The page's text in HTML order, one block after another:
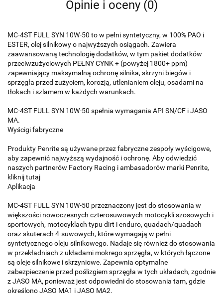
Opinie i oceny (0)
MC-4ST FULL SYN 10W-50 to w pełni syntetyczny, w 100% PAO i
ESTER, olej silnikowy o najwyższych osiągach. Zawiera
zaawansowaną technologię dodatków, w tym pakiet dodatków
przeciwzużyciowych PEŁNY CYNK + (powyżej 1800+ ppm)
zapewniający maksymalną ochronę silnika, skrzyni biegów i
sprzęgła przed zużyciem, korozją, utlenianiem oleju, osadami na
tłokach i szlamem w każdych warunkach.
MC-4ST FULL SYN 10W-50 spełnia wymagania API SN/CF i JASO
MA.
Wyścigi fabryczne
Produkty Penrite są używane przez fabryczne zespoły wyścigowe,
aby zapewnić najwyższą wydajność i ochronę. Aby odwiedzić
naszych partnerów Factory Racing i ambasadorów marki Penrite,
kliknij tutaj
Aplikacja
MC-4ST FULL SYN 10W-50 przeznaczony jest do stosowania w
większości nowoczesnych czterosuwowych motocykli szosowych i
sportowych, motocyklach typu dirt i enduro, quadach/quadach
oraz skuterach 4-suwowych, które wymagają w pełni
syntetycznego oleju silnikowego. Nadaje się również do stosowania
w przekładniach z układami mokrego sprzęgła, w których łączone
są oleje silnikowe i skrzyniowe. Zapewnia optymalne
zabezpieczenie przed poślizgiem sprzęgła w tych układach, zgodnie
z JASO MA, ponieważ jest odpowiedni do stosowania tam, gdzie
określono JASO MA1 i JASO MA2.